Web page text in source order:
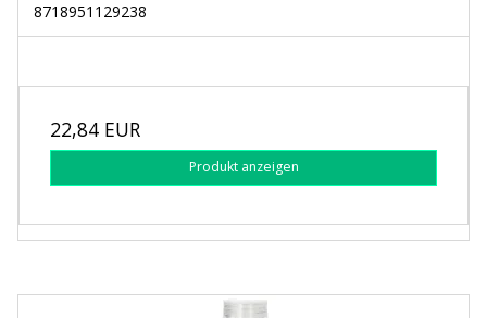
8718951129238
22,84 EUR
Produkt anzeigen